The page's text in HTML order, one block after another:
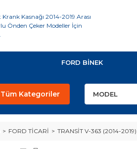
FORD BİNEK
Tüm Kategoriler
FORD TİCARİ TRANSİT V-363 (2014-2019)